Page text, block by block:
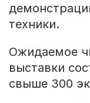
техники.
Ожидаемое
выставки
свыше 300